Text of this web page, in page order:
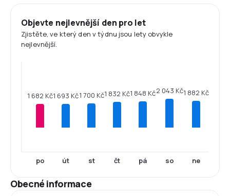
Objevte nejlevnější den pro let
Zjistěte, ve který den v týdnu jsou lety obvykle
nejlevnější.
1 682 Kč
po
1 693 Kč
út
1 700 Kč
st
1 832 Kč
čt
1 848 Kč
pá
2 043 Kč
so
1 882 Kč
ne
Obecné informace